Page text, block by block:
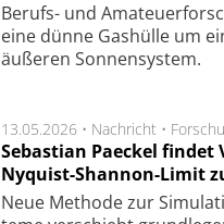
Berufs- und
eine dün­ne Gas­hül­le um
äu­ße­ren Son­nen­sys­tem.
13.05.2026 • Nachricht •
Sebastian Paeckel findet
Nyquist-Shannon-Limit
Neue Methode zur